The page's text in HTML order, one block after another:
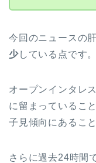
今回のニュースの肝
少している点です。
オープンインタレ
に留まっているこ
子見傾向にあるこ
さらに過去24時間